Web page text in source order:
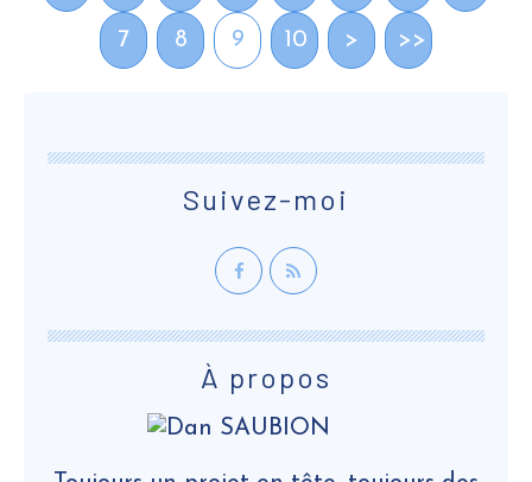
7 8 9 10 > >>
Suivez-moi
À propos